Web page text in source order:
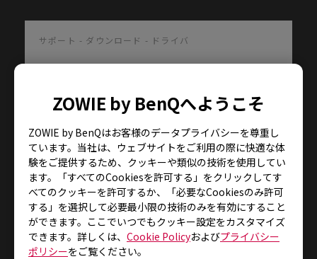
ZOWIE by BenQへようこそ
ZOWIE by BenQはお客様のデータプライバシーを尊重し
ています。当社は、ウェブサイトをご利用の際に快適な体
験をご提供するため、クッキーや類似の技術を使用してい
ます。「すべてのCookiesを許可する」をクリックしてす
べてのクッキーを許可するか、「必要なCookiesのみ許可
する」を選択して必要最小限の技術のみを有効にすること
ができます。ここでいつでもクッキー設定をカスタマイズ
できます。詳しくは、 Cookie Policyおよびプライバシー
ポリシーをご覧ください。
サポート - ダウンロード - ドライバ
XL2540KE
WHQL driver
バージョン : V001
サイズ : 6.84 KB
日付 : 2020/12/24
OS : Windows
OS Version : Windows 7/8/10
ダウンロード